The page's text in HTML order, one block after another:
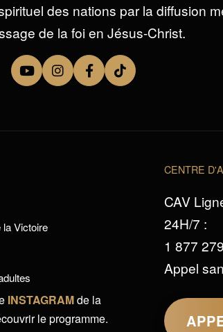
des nations par la diffusion
de la foi en Jésus-Christ.
la Victoire
INSTAGRAMde la
le programme.
CENTRE
CAV
24H/7 :
1 877
Appel